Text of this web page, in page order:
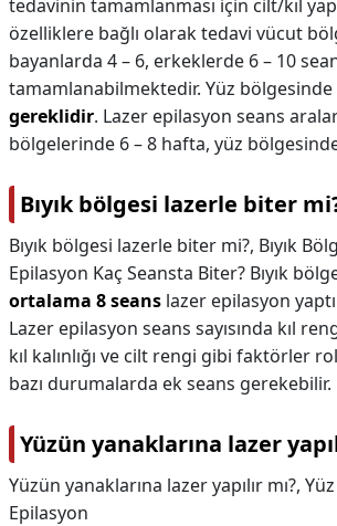
tedavinin tamamlanması için cilt/kıl
özelliklere bağlı olarak tedavi vücut
bayanlarda 4 – 6, erkeklerde 6 – 10
tamamlanabilmektedir. Yüz bölgesinde
gereklidir. Lazer epilasyon seans
bölgelerinde 6 – 8 hafta, yüz
Bıyık bölgesi lazerle biter
Bıyık bölgesi lazerle biter mi?, Bıyık
Epilasyon Kaç Seansta Biter? Bıyık
ortalama 8 seans lazer epilasyon
Lazer epilasyon seans sayısında kıl
kıl kalınlığı ve cilt rengi gibi faktörler
bazı durumalarda ek seans gerekebilir.
Yüzün yanaklarına lazer
Yüzün yanaklarına lazer yapılır mı?,
Epilasyon